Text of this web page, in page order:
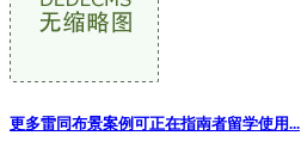
更多雷同布景案例可正在指南者留学使用...